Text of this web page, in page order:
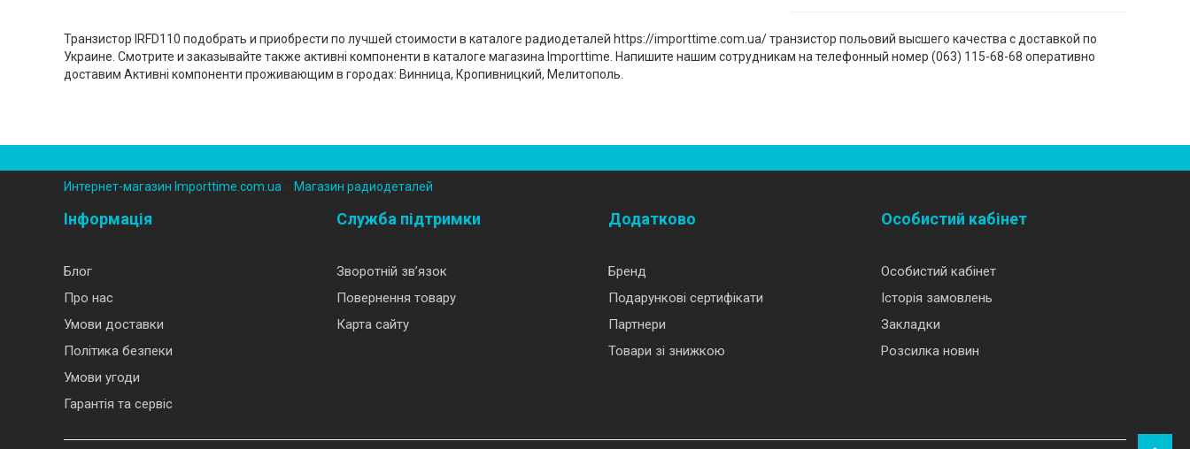
Транзистор IRFD110 подобрать и приобрести по лучшей стоимости в каталоге радиодеталей https://importtime.com.ua/ транзистор польовий высшего качества с доставкой по
Украине. Смотрите и заказывайте также активні компоненти в каталоге магазина Importtime. Напишите нашим сотрудникам на телефонный номер (‎063) 115-68-68 оперативно
доставим Активні компоненти проживающим в городах: Винница, Кропивницкий, Мелитополь.
Интернет-магазин Importtime.com.ua Магазин радиодеталей
Інформація
Блог
Про нас
Умови доставки
Політика безпеки
Умови угоди
Гарантія та сервіс
Служба підтримки
Зворотній зв’язок
Повернення товару
Карта сайту
Додатково
Бренд
Подарункові сертифікати
Партнери
Товари зі знижкою
Особистий кабінет
Особистий кабінет
Історія замовлень
Закладки
Розсилка новин